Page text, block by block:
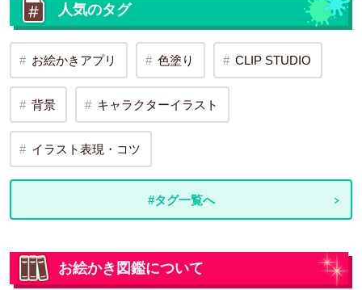
人気のタグ
お絵かきアプリ 色塗り CLIP STUDIO
背景 キャラクターイラスト
イラスト表現・コツ
#タグ一覧へ
お絵かき図鑑について